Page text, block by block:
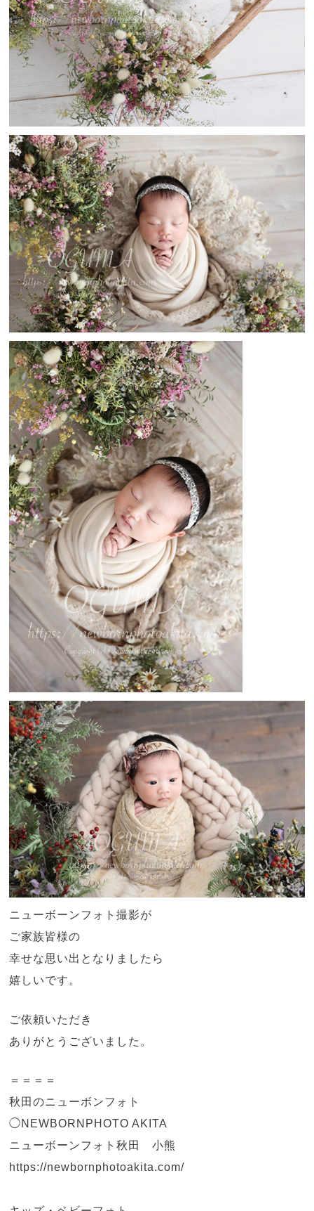
ニューボーンフォト撮影が
ご家族皆様の
幸せな思い出となりましたら
嬉しいです。
ご依頼いただき
ありがとうございました。
＝＝＝＝
秋田のニューボンフォト
◯NEWBORNPHOTO AKITA
ニューボーンフォト秋田 小熊
https://newbornphotoakita.com/